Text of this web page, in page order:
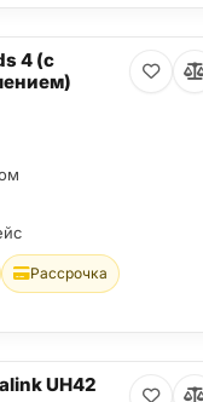
4 (с
Рассрочка
UH42